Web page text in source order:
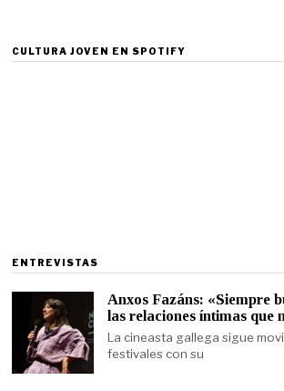
CULTURA JOVEN EN SPOTIFY
ENTREVISTAS
Anxos Fazáns: «Siempre
las relaciones íntimas que
La cineasta gallega sigue
festivales con su